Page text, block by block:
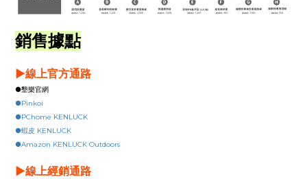
銷售據點
▶線上官方通路
●墾樂官網
●Pinkoi
●PChome KENLUCK
●蝦皮 KENLUCK
●Amazon KENLUCK Outdoors
▶線上經銷通路